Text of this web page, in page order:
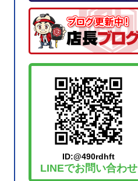
ID:@490rdhft
LINEでお問い合わせ